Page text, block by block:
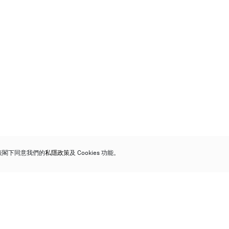
下同意我們的私隱政策及 Cookies 功能。